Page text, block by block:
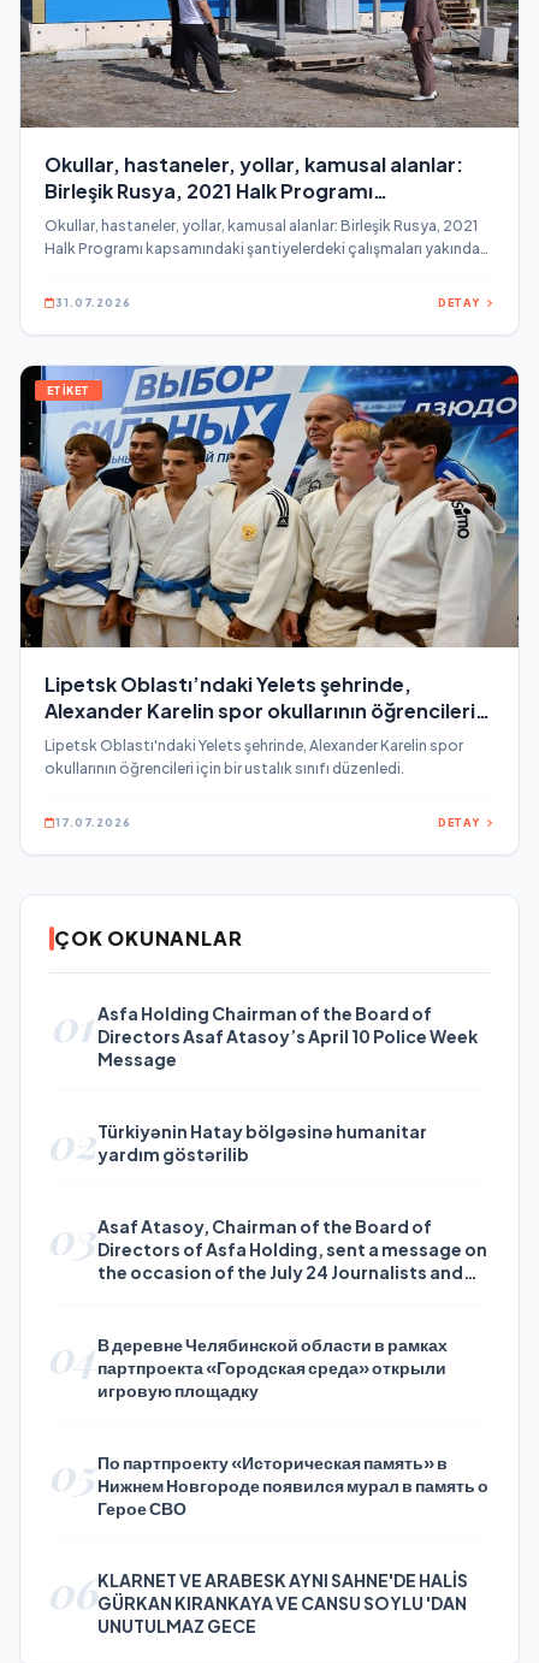
Okullar, hastaneler, yollar, kamusal alanlar:
Birleşik Rusya, 2021 Halk Programı
kapsamındaki şantiyelerdeki çalışmaları
yakından takip etti
Okullar, hastaneler, yollar, kamusal alanlar: Birleşik Rusya, 2021
Halk Programı kapsamındaki şantiyelerdeki çalışmaları yakından
31.07.2026 DETAY
ETİKET
Lipetsk Oblastı’ndaki Yelets şehrinde,
Alexander Karelin spor okullarının öğrencileri
için bir ustalık sınıfı düzenledi
Lipetsk Oblastı'ndaki Yelets şehrinde, Alexander Karelin spor
okullarının öğrencileri için bir ustalık sınıfı düzenledi.
17.07.2026 DETAY
ÇOK OKUNANLAR
01Asfa Holding Chairman of the Board of
Directors Asaf Atasoy’s April 10 Police Week
Message
02Türkiyənin Hatay bölgəsinə humanitar
yardım göstərilib
03Asaf Atasoy, Chairman of the Board of
Directors of Asfa Holding, sent a message on
the occasion of the July 24 Journalists and
04В деревне Челябинской области в рамках
партпроекта «Городская среда» открыли
игровую площадку
05По партпроекту «Историческая память» в
Нижнем Новгороде появился мурал в память о
Герое СВО
06KLARNET VE ARABESK AYNI SAHNE'DE HALİS
GÜRKAN KIRANKAYA VE CANSU SOYLU 'DAN
UNUTULMAZ GECE